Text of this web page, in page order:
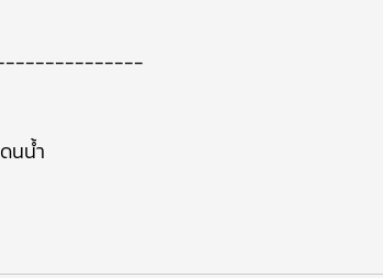
นน้ำ